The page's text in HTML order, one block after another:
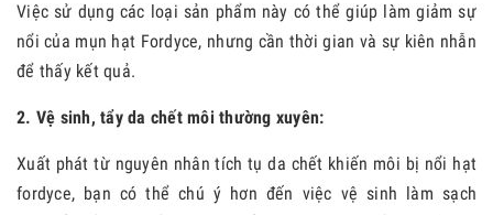
Việc sử dụng các loại sản phẩm này có thể giúp làm giảm sự
nổi của mụn hạt Fordyce, nhưng cần thời gian và sự kiên nhẫn
để thấy kết quả.
2. Vệ sinh, tẩy da chết môi thường xuyên:
Xuất phát từ nguyên nhân tích tụ da chết khiến môi bị nổi hạt
fordyce, bạn có thể chú ý hơn đến việc vệ sinh làm sạch